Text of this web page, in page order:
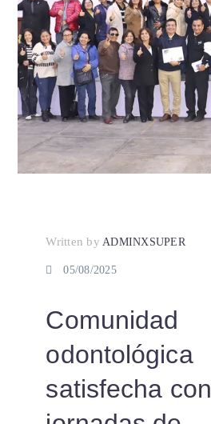
Written by ADMINXSUPER
05/08/2025
Comunidad
odontológica
satisfecha con